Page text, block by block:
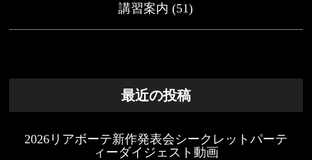
講習案内 (51)
最近の投稿
2026リアボーテ新作発表会シークレットパーテ
ィーダイジェスト動画